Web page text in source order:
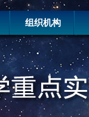
组织机构